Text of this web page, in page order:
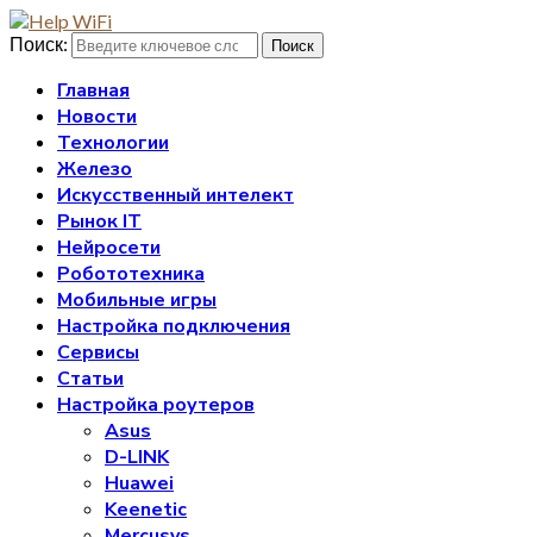
Поиск: Поиск
Главная
Новости
Технологии
Железо
Искусственный интелект
Рынок IT
Нейросети
Робототехника
Мобильные игры
Настройка подключения
Сервисы
Статьи
Настройка роутеров
Asus
D-LINK
Huawei
Keenetic